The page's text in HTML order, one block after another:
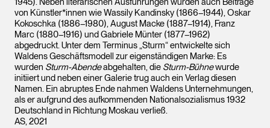
von Künstler*innen wie Wassily Kandinsky (1866–1944), Oskar
Kokoschka (1886–1980), August Macke (1887–1914), Franz
Marc (1880–1916) und Gabriele Münter (1877–1962)
abgedruckt. Unter dem Terminus „Sturm“ entwickelte sich
Waldens Geschäftsmodell zur eigenständigen Marke: Es
wurden Sturm-Abendeabgehalten, die Sturm-Bühnewurde
initiiert und neben einer Galerie trug auch ein Verlag diesen
Namen. Ein abruptes Ende nahmen Waldens Unternehmungen,
als er aufgrund des aufkommenden Nationalsozialismus 1932
Deutschland in Richtung Moskau verließ.
AS, 2021